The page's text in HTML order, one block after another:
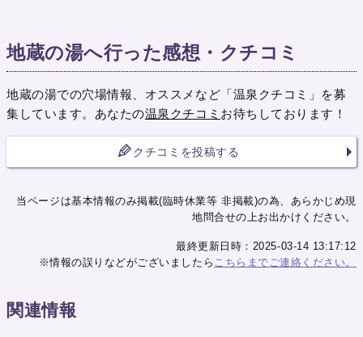
地蔵の湯へ行った感想・クチコミ
地蔵の湯での穴場情報、オススメなど「温泉クチコミ」を募
集しています。あなたの温泉クチコミ お待ちしております！
クチコミを投稿する
当ページは基本情報のみ掲載(臨時休業等 非掲載)の為、あらかじめ現
地問合せの上お出かけください。
最終更新日時：2025-03-14 13:17:12
※情報の誤りなどがございましたら こちらまでご連絡ください。
関連情報